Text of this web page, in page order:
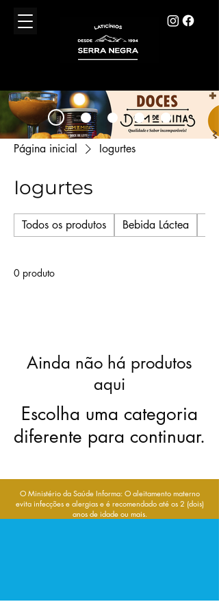
Página inicial Iogurtes
Iogurtes
Todos os produtos Bebida Láctea
0 produto
Ainda não há produtos
aqui
Escolha uma categoria
diferente para continuar.
O Ministério da Saúde Informa: O aleitamento materno
evita infecções e alergias e é recomendado até os 2 (dois)
anos de idade ou mais.